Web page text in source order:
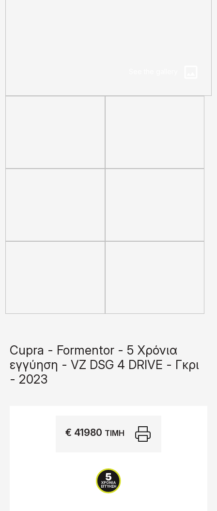
Cupra - Formentor - 5 Χρόνια
εγγύηση - VZ DSG 4 DRIVE - Γκρι
- 2023
€ 41980 ΤΙΜΉ Εκτύπωση